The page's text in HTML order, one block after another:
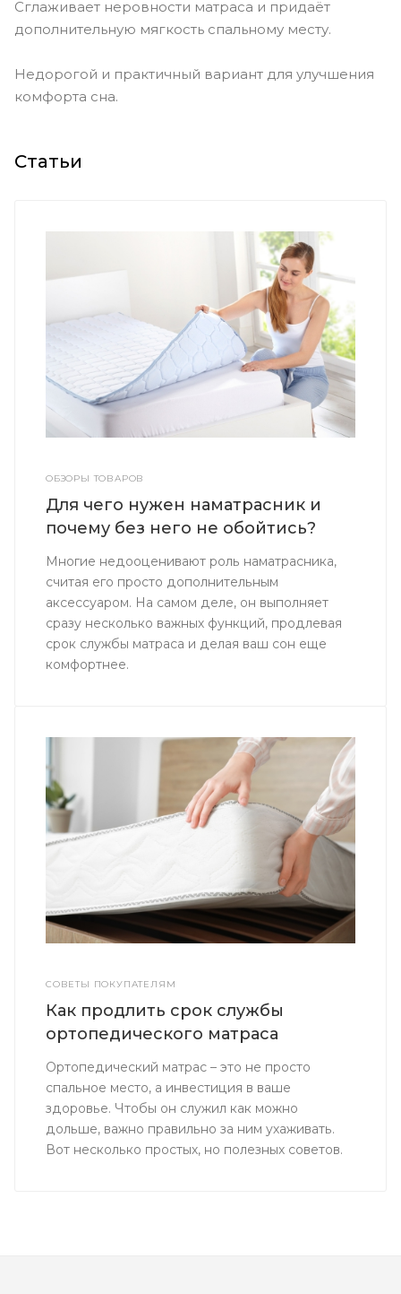
Сглаживает неровности матраса и придаёт
дополнительную мягкость спальному месту.
Недорогой и практичный вариант для улучшения
комфорта сна.
Статьи
ОБЗОРЫ ТОВАРОВ
Для чего нужен наматрасник и
почему без него не обойтись?
Многие недооценивают роль наматрасника,
считая его просто дополнительным
аксессуаром. На самом деле, он выполняет
сразу несколько важных функций, продлевая
срок службы матраса и делая ваш сон еще
комфортнее.
СОВЕТЫ ПОКУПАТЕЛЯМ
Как продлить срок службы
ортопедического матраса
Ортопедический матрас – это не просто
спальное место, а инвестиция в ваше
здоровье. Чтобы он служил как можно
дольше, важно правильно за ним ухаживать.
Вот несколько простых, но полезных советов.